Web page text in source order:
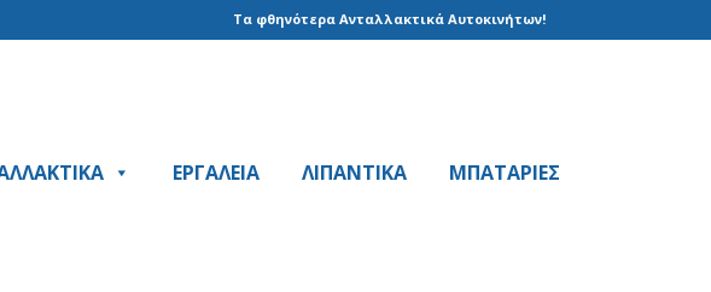
Τα φθηνότερα Ανταλλακτικά Αυτοκινήτων!
EPΓAΛΕΙΑ ΛΙΠΑΝΤΙΚΑ ΜΠΑΤΑΡΙΕΣ